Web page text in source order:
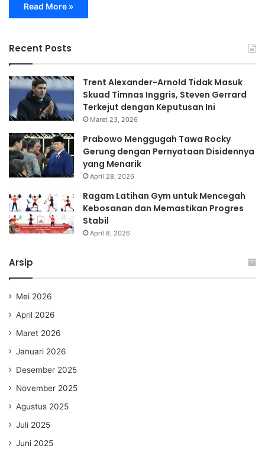
Read More »
Recent Posts
Trent Alexander-Arnold Tidak Masuk
Skuad Timnas Inggris, Steven Gerrard
Terkejut dengan Keputusan Ini
Maret 23, 2026
Prabowo Menggugah Tawa Rocky
Gerung dengan Pernyataan Disidennya
yang Menarik
April 28, 2026
Ragam Latihan Gym untuk Mencegah
Kebosanan dan Memastikan Progres
Stabil
April 8, 2026
Arsip
Mei 2026
April 2026
Maret 2026
Januari 2026
Desember 2025
November 2025
Agustus 2025
Juli 2025
Juni 2025